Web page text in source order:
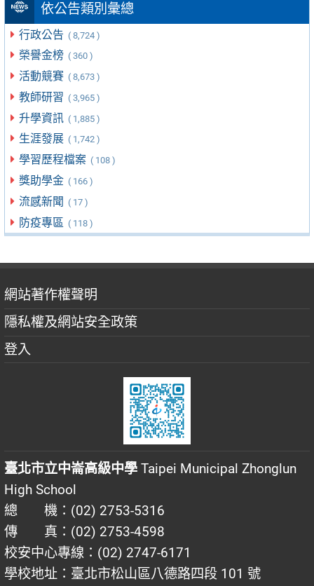
依公告類別彙總
行政公告 ( 8,724 )
榮譽金榜 ( 360 )
活動競賽 ( 8,673 )
教師研習 ( 3,965 )
升學資訊 ( 1,885 )
生涯發展 ( 1,742 )
學習歷程檔案 ( 108 )
獎助學金 ( 166 )
流感新聞 ( 17 )
防疫專區 ( 118 )
網站著作權聲明
隱私權及網站安全政策
登入
臺北市立中崙高級中學 Taipei Municipal Zhonglun
High School
總 機：(02) 2753-5316
傳 真：(02) 2753-4598
校安中心專線：(02) 2747-6171
學校地址：臺北市松山區八德路四段 101 號